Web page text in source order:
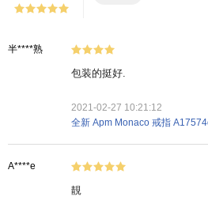
半****熟
包装的挺好.
2021-02-27 10:21:12
全新 Apm Monaco 戒指
A****e
靚